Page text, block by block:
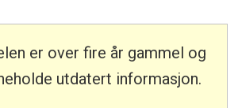
er over fire år gammel og
utdatert informasjon.